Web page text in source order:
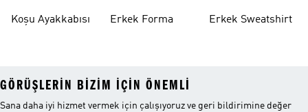
Koşu Ayakkabısı
Erkek Forma
Erkek Sweatshirt
GÖRÜŞLERIN BIZIM IÇIN ÖNEMLI
Sana daha iyi hizmet vermek için çalışıyoruz ve geri bildirimine değer